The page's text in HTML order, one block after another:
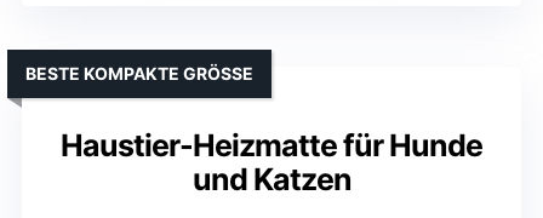
Haustier-Heizmatte für Hunde
und Katzen
BESTE KOMPAKTE GRÖSSE